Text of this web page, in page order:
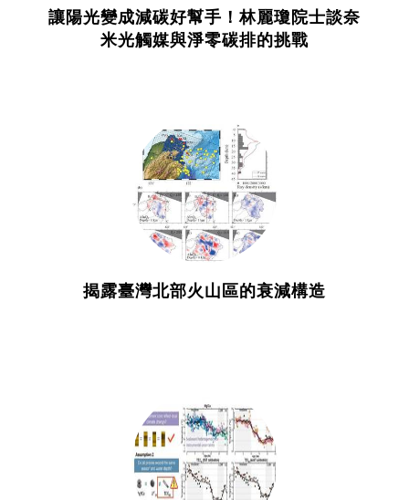
讓陽光變成減碳好幫手！林麗瓊院士談奈
米光觸媒與淨零碳排的挑戰
揭露臺灣北部火山區的衰減構造